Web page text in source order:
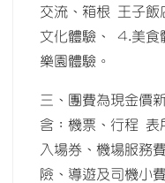
交流、箱根 王子
文化體驗、 4.美食
樂園體驗。
三、團費為現金價
含：機票、行程 表
入場券、機場服務
險、導遊及司機小